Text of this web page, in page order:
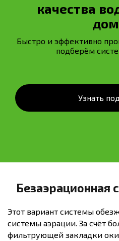
качества
Быстро и эффективно
подберём
Узнать
Безаэрационная
Этот вариант системы
системы аэрации. За счёт
фильтрующей закладки